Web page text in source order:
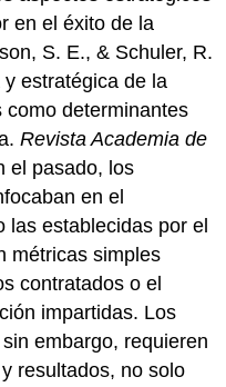
en el éxito de la
S. E., & Schuler, R.
estratégica de la
como determinantes
Revista Academia de
el pasado, los
en el
las establecidas por el
métricas simples
contratados o el
impartidas. Los
embargo, requieren
resultados, no solo